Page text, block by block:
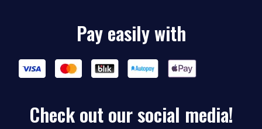
Pay easily with
Check out our social media!